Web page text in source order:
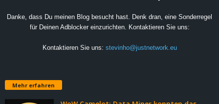
Danke, dass Du meinen Blog besucht hast. Denk dran, eine Sonderregel
für Deinen Adblocker einzurichten. Kontaktieren Sie uns:
Kontaktieren Sie uns: stevinho@justnetwork.eu
Mehr erfahren